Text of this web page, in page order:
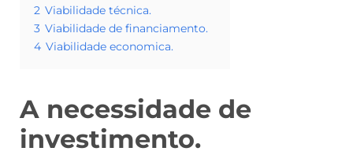
2 Viabilidade técnica.
3 Viabilidade de financiamento.
4 Viabilidade economica.
A necessidade de
investimento.